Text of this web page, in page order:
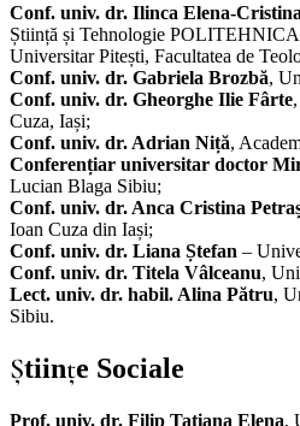
Conf. univ. dr. Ilinca Elena-
Știință și Tehnologie
Universitar Pitești, Facultatea de
Conf. univ. dr. Gabriela Brozbă,
Conf. univ. dr. Gheorghe Ilie Fârte
Cuza, Iași;
Conf. univ. dr. Adrian Niță,
Conferențiar universitar doctor
Lucian Blaga Sibiu;
Conf. univ. dr. Anca Cristina
Ioan Cuza din Iași;
Conf. univ. dr. Liana Ștefan –
Conf. univ. dr. Titela Vâlceanu,
Lect. univ. dr. habil. Alina Pătru,
Sibiu.
Ştiinţe Sociale
Prof. univ. dr. Filip Tatiana Elena,